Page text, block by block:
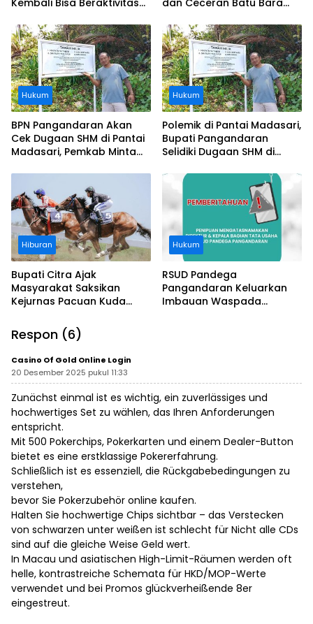
Ditanggung BPJS
Buruknya Koordinasi
Perusahaan
Hukum
BPN Pangandaran Akan
Cek Dugaan SHM di Pantai
Madasari, Pemkab Minta
Hukum
Polemik di Pantai Madasari,
Bupati Pangandaran
Selidiki Dugaan SHM di
Pantai
Hiburan
Bupati Citra Ajak
Masyarakat Saksikan
Kejurnas Pacuan Kuda
Legokjawa
Hukum
RSUD Pandega
Pangandaran Keluarkan
Imbauan Waspada
Respon (6)
Casino Of Gold Online Login
20 Desember 2025 pukul 11:33
Zunächst einmal ist es wichtig, ein zuverlässiges und
hochwertiges Set zu wählen, das Ihren Anforderungen
entspricht.
Mit 500 Pokerchips, Pokerkarten und einem Dealer-Button
bietet es eine erstklassige Pokererfahrung.
Schließlich ist es essenziell, die Rückgabebedingungen zu
verstehen,
bevor Sie Pokerzubehör online kaufen.
Halten Sie hochwertige Chips sichtbar – das Verstecken
von schwarzen unter weißen ist schlecht für Nicht alle CDs
sind auf die gleiche Weise Geld wert.
In Macau und asiatischen High-Limit-Räumen werden oft
helle, kontrastreiche Schemata für HKD/MOP-Werte
verwendet und bei Promos glückverheißende 8er
eingestreut.